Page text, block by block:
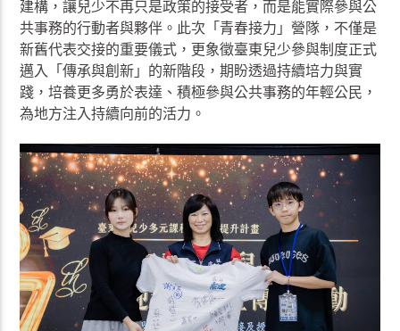
建構，讓兒少不再只是政策的接受者，而是能實際參與公
共事務的行動者與夥伴。此次「青春接力」營隊，不僅是
新舊代表交接的重要儀式，更象徵臺東兒少參與制度正式
邁入「傳承與創新」的新階段，期盼透過持續培力與實
踐，培養更多勇於表達、積極參與公共事務的年輕公民，
為地方注入持續向前的活力。